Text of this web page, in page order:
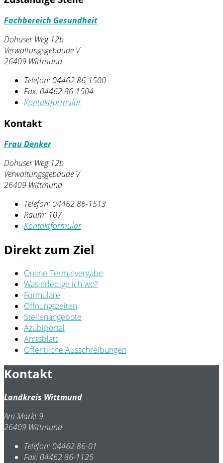
Fachbereich Gesundheit
Dohuser Weg 12b
Verwaltungsgebäude V
26409 Wittmund
Telefon: 04462 86-1500
Fax: 04462 86-1504
Kontaktformular
Kontakt
Frau Denker
Dohuser Weg 12b
Verwaltungsgebäude V
26409 Wittmund
Telefon: 04462 86-1513
Raum: 107
Kontaktformular
Direkt zum Ziel
Online-Terminvergabe
Was erledige ich wo?
Formulare
Öffnungszeiten
Stellenangebote
Azubiportal
Amtsblatt
Öffentliche Ausschreibungen
Kontakt
Landkreis Wittmund
Am Markt 9
26409 Wittmund
Telefon: 04462 86-01
Fax: 04462 86-1125